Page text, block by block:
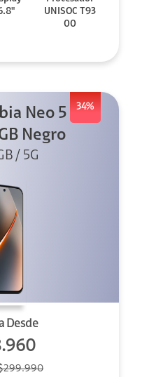
UNISOC T93
00
34%
Neo 5
Negro
/ 5G
Desde